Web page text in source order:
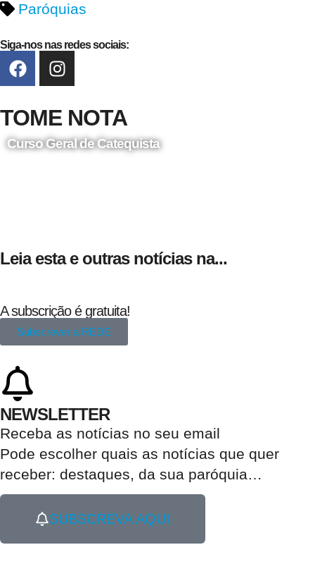
Paróquias
Siga-nos nas redes sociais:
TOME NOTA
Curso Geral de Catequista
Leia esta e outras notícias na...
A subscrição é gratuita!
Subscrever a REDE
NEWSLETTER
Receba as notícias no seu email​
Pode escolher quais as notícias que quer
receber: destaques, da sua paróquia
SUBSCREVA AQUI